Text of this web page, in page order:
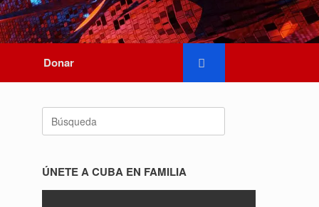
Donar
ÚNETE A CUBA EN FAMILIA